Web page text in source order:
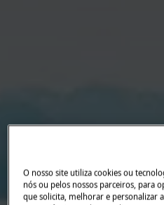
O nosso site utiliza cookies ou
nós ou pelos nossos parceiros, para
que solicita, melhorar e personalizar